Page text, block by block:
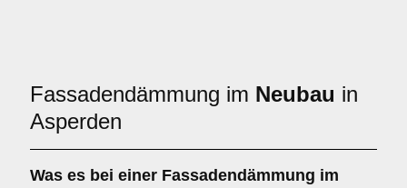
Fassadendämmung im Neubau in
Asperden
Was es bei einer Fassadendämmung im